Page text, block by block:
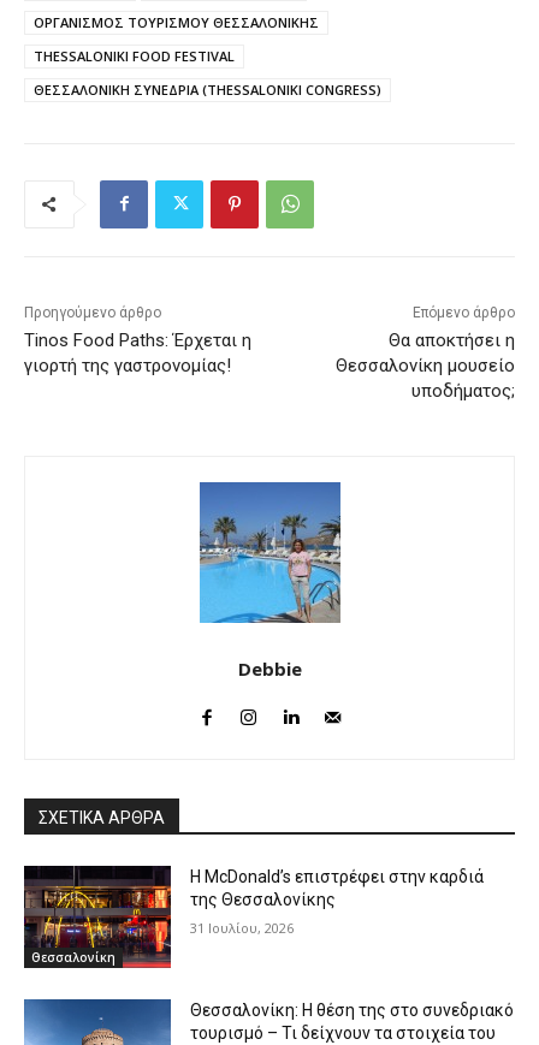
ΟΡΓΑΝΙΣΜΟΣ ΤΟΥΡΙΣΜΟΥ ΘΕΣΣΑΛΟΝΙΚΗΣ
THESSALONIKI FOOD FESTIVAL
ΘΕΣΣΑΛΟΝΙΚΗ ΣΥΝΕΔΡΙΑ (THESSALONIKI CONGRESS)
Προηγούμενο άρθρο
Tinos Food Paths: Έρχεται η
γιορτή της γαστρονομίας!
Επόμενο άρθρο
Θα αποκτήσει η
Θεσσαλονίκη μουσείο
υποδήματος;
Debbie
ΣΧΕΤΙΚΑ ΑΡΘΡΑ
Θεσσαλονίκη
Η McDonald’s επιστρέφει στην καρδιά
της Θεσσαλονίκης
31 Ιουλίου, 2026
Θεσσαλονίκη: Η θέση της στο συνεδριακό
τουρισμό – Τι δείχνουν τα στοιχεία του